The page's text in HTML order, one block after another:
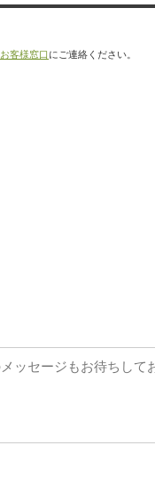
お客様窓口 にご連絡ください。